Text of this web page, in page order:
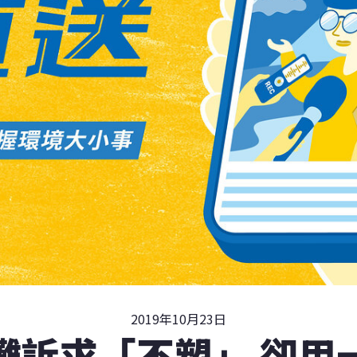
2019年10月23日